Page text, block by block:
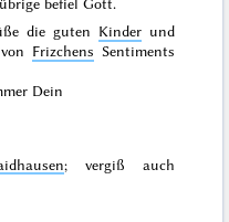
die guten Kinderund
Frizchens Sentiments
Dein
; vergiß auch